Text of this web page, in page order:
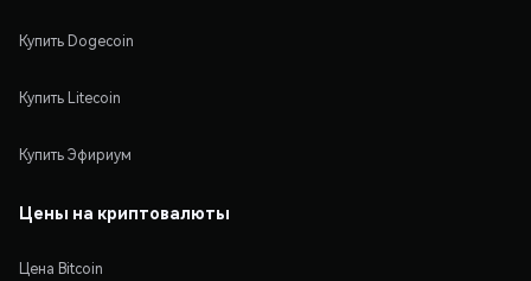
Купить Dogecoin
Купить Litecoin
Купить Эфириум
Цены на криптовалюты
Цена Bitcoin